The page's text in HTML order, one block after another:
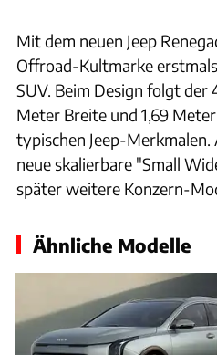
Mit dem neuen Jeep
Offroad-Kultmarke
SUV. Beim Design folgt der
Meter Breite und 1,69
typischen Jeep-
neue skalierbare "Small
später weitere Konzern-
Ähnliche Modelle